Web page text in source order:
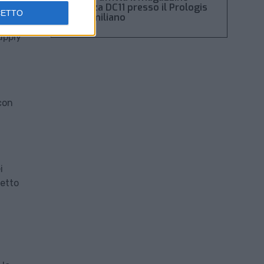
Piacenza DC11 presso il Prologis
Park emiliano